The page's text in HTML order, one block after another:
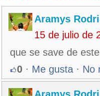
Aramys
15 de julio de
que se save de
0 · Me gusta · No